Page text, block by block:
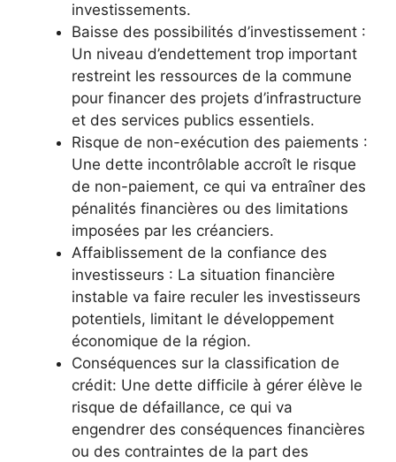
investissements.
Baisse des possibilités d’investissement :
Un niveau d’endettement trop important
restreint les ressources de la commune
pour financer des projets d’infrastructure
et des services publics essentiels.
Risque de non-exécution des paiements :
Une dette incontrôlable accroît le risque
de non-paiement, ce qui va entraîner des
pénalités financières ou des limitations
imposées par les créanciers.
Affaiblissement de la confiance des
investisseurs : La situation financière
instable va faire reculer les investisseurs
potentiels, limitant le développement
économique de la région.
Conséquences sur la classification de
crédit: Une dette difficile à gérer élève le
risque de défaillance, ce qui va
engendrer des conséquences financières
ou des contraintes de la part des